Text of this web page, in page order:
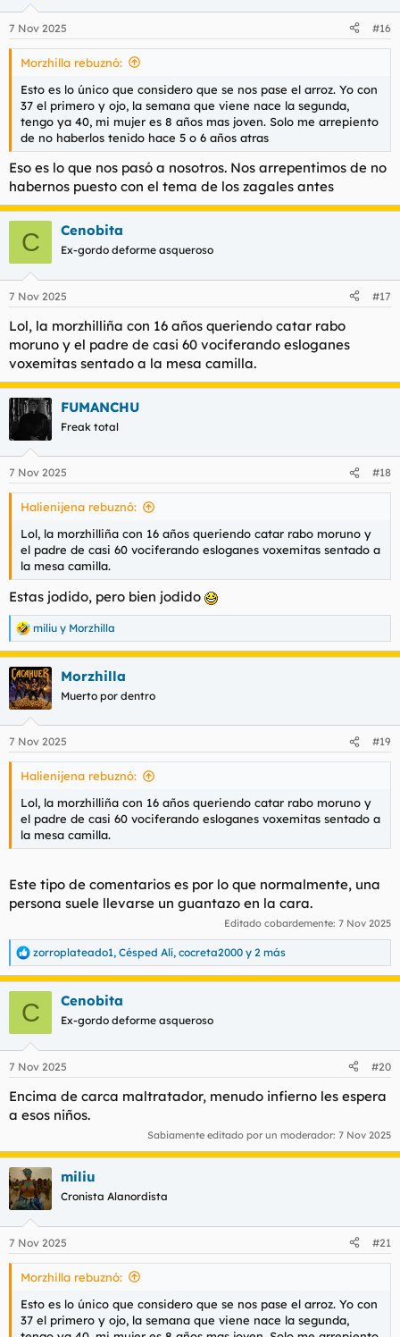
7 Nov 2025 #16
Morzhilla rebuznó:
Esto es lo único que considero que se nos pase el arroz. Yo con
37 el primero y ojo, la semana que viene nace la segunda,
tengo ya 40, mi mujer es 8 años mas joven. Solo me arrepiento
de no haberlos tenido hace 5 o 6 años atras
Eso es lo que nos pasó a nosotros. Nos arrepentimos de no
habernos puesto con el tema de los zagales antes
C Cenobita
Ex-gordo deforme asqueroso
7 Nov 2025 #17
Lol, la morzhilliña con 16 años queriendo catar rabo
moruno y el padre de casi 60 vociferando esloganes
voxemitas sentado a la mesa camilla.
FUMANCHU
Freak total
7 Nov 2025 #18
Halienijena rebuznó:
Lol, la morzhilliña con 16 años queriendo catar rabo moruno y
el padre de casi 60 vociferando esloganes voxemitas sentado a
la mesa camilla.
Estas jodido, pero bien jodido
R
e
a
c
c
i
e
s
miliu y Morzhilla
Morzhilla
Muerto por dentro
7 Nov 2025 #19
Halienijena rebuznó:
Lol, la morzhilliña con 16 años queriendo catar rabo moruno y
el padre de casi 60 vociferando esloganes voxemitas sentado a
la mesa camilla.
Este tipo de comentarios es por lo que normalmente, una
persona suele llevarse un guantazo en la cara.
Editado cobardemente: 7 Nov 2025
R
e
a
e
:
zorroplateado1, Césped Alí, cocreta2000 y 2 más
C Cenobita
Ex-gordo deforme asqueroso
7 Nov 2025 #20
Encima de carca maltratador, menudo infierno les espera
a esos niños.
Sabiamente editado por un moderador: 7 Nov 2025
miliu
Cronista Alanordista
7 Nov 2025 #21
Morzhilla rebuznó:
Esto es lo único que considero que se nos pase el arroz. Yo con
37 el primero y ojo, la semana que viene nace la segunda,